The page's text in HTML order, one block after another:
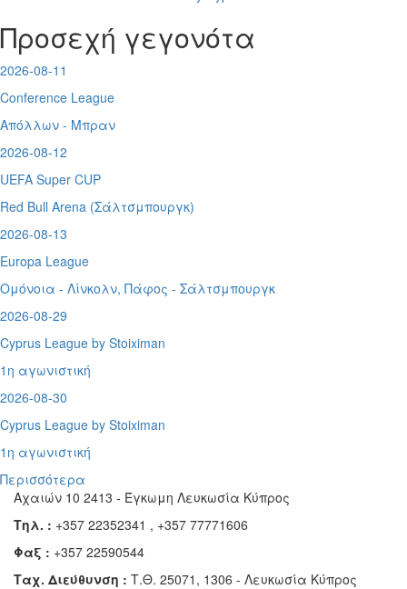
Προσεχή γεγονότα
2026-08-11
Conference League
Απόλλων - Μπραν
2026-08-12
UEFA Super CUP
Red Bull Arena (Σάλτσμπουργκ)
2026-08-13
Europa League
Ομόνοια - Λίνκολν, Πάφος - Σάλτσμπουργκ
2026-08-29
Cyprus League by Stoiximan
1η αγωνιστική
2026-08-30
Cyprus League by Stoiximan
1η αγωνιστική
Περισσότερα
Αχαιών 10 2413 - Έγκωμη Λευκωσία Κύπρος
Τηλ. : +357 22352341 , +357 77771606
Φαξ : +357 22590544
Ταχ. Διεύθυνση : Τ.Θ. 25071, 1306 - Λευκωσία Κύπρος